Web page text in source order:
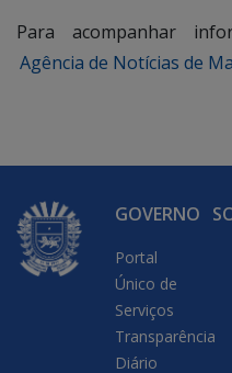
Para acompanhar
Agência de Notícias de
GOVERNO
Portal
Único de
Serviços
Transparência
Diário